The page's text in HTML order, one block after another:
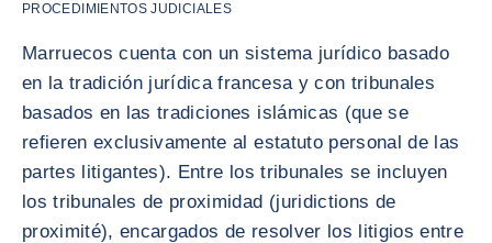
PROCEDIMIENTOS JUDICIALES
Marruecos cuenta con un sistema jurídico basado
en la tradición jurídica francesa y con tribunales
basados en las tradiciones islámicas (que se
refieren exclusivamente al estatuto personal de las
partes litigantes). Entre los tribunales se incluyen
los tribunales de proximidad (juridictions de
proximité), encargados de resolver los litigios entre